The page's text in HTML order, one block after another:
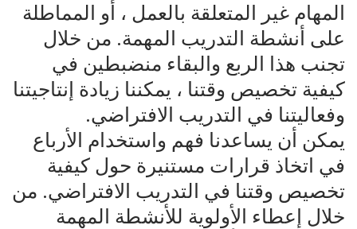
المهام غير المتعلقة بالعمل ، أو المماطلة
على أنشطة التدريب المهمة. من خلال
تجنب هذا الربع والبقاء منضبطين في
كيفية تخصيص وقتنا ، يمكننا زيادة إنتاجيتنا
وفعاليتنا في التدريب الافتراضي.
يمكن أن يساعدنا فهم واستخدام الأرباع
في اتخاذ قرارات مستنيرة حول كيفية
تخصيص وقتنا في التدريب الافتراضي. من
خلال إعطاء الأولوية للأنشطة المهمة